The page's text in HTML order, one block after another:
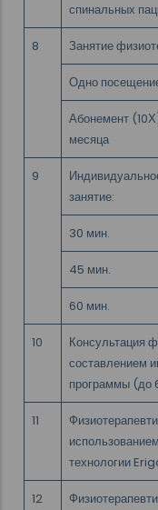
спинальных
8 Занятие
Одно
Абонемент
месяца
9
занятие:
30 мин.
45 мин.
60 мин.
10
Консультация
составлением
программы (до
11
технологии
12